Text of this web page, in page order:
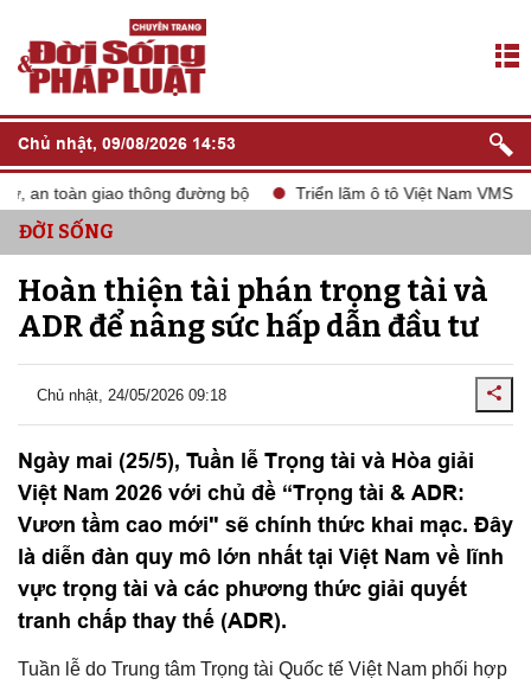
Chủ nhật, 09/08/2026 14:53
toàn giao thông đường bộ Triển lãm ô tô Việt Nam VMS 2024
ĐỜI SỐNG
Hoàn thiện tài phán trọng tài và
ADR để nâng sức hấp dẫn đầu tư
Chủ nhật, 24/05/2026 09:18
Ngày mai (25/5), Tuần lễ Trọng tài và Hòa giải
Việt Nam 2026 với chủ đề “Trọng tài & ADR:
Vươn tầm cao mới" sẽ chính thức khai mạc. Đây
là diễn đàn quy mô lớn nhất tại Việt Nam về lĩnh
vực trọng tài và các phương thức giải quyết
tranh chấp thay thế (ADR).
Tuần lễ do Trung tâm Trọng tài Quốc tế Việt Nam phối hợp